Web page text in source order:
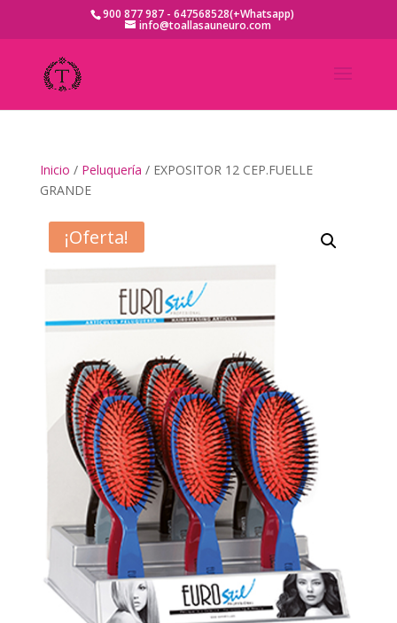
900 877 987 - 647568528(+Whatsapp)
info@toallasauneuro.com
Inicio / Peluquería / EXPOSITOR 12 CEP.FUELLE
GRANDE
¡Oferta!